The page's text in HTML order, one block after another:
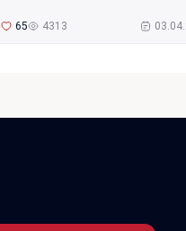
65 4313